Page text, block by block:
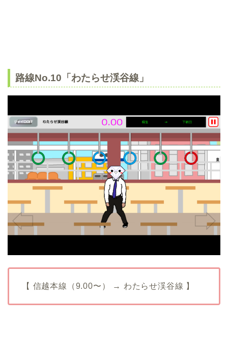
路線No.10「わたらせ渓谷線」
【 信越本線（9.00〜） → わたらせ渓谷線 】